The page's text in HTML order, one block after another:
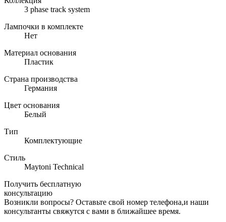
3 phase track system
Лампочки в комплекте
Нет
Материал основания
Пластик
Страна производства
Германия
Цвет основания
Белый
Тип
Комплектующие
Стиль
Maytoni Technical
Получить бесплатную
консультацию
Возникли вопросы? Оставьте свой номер телефона,и наши
консультанты свяжутся с вами в ближайшее время.